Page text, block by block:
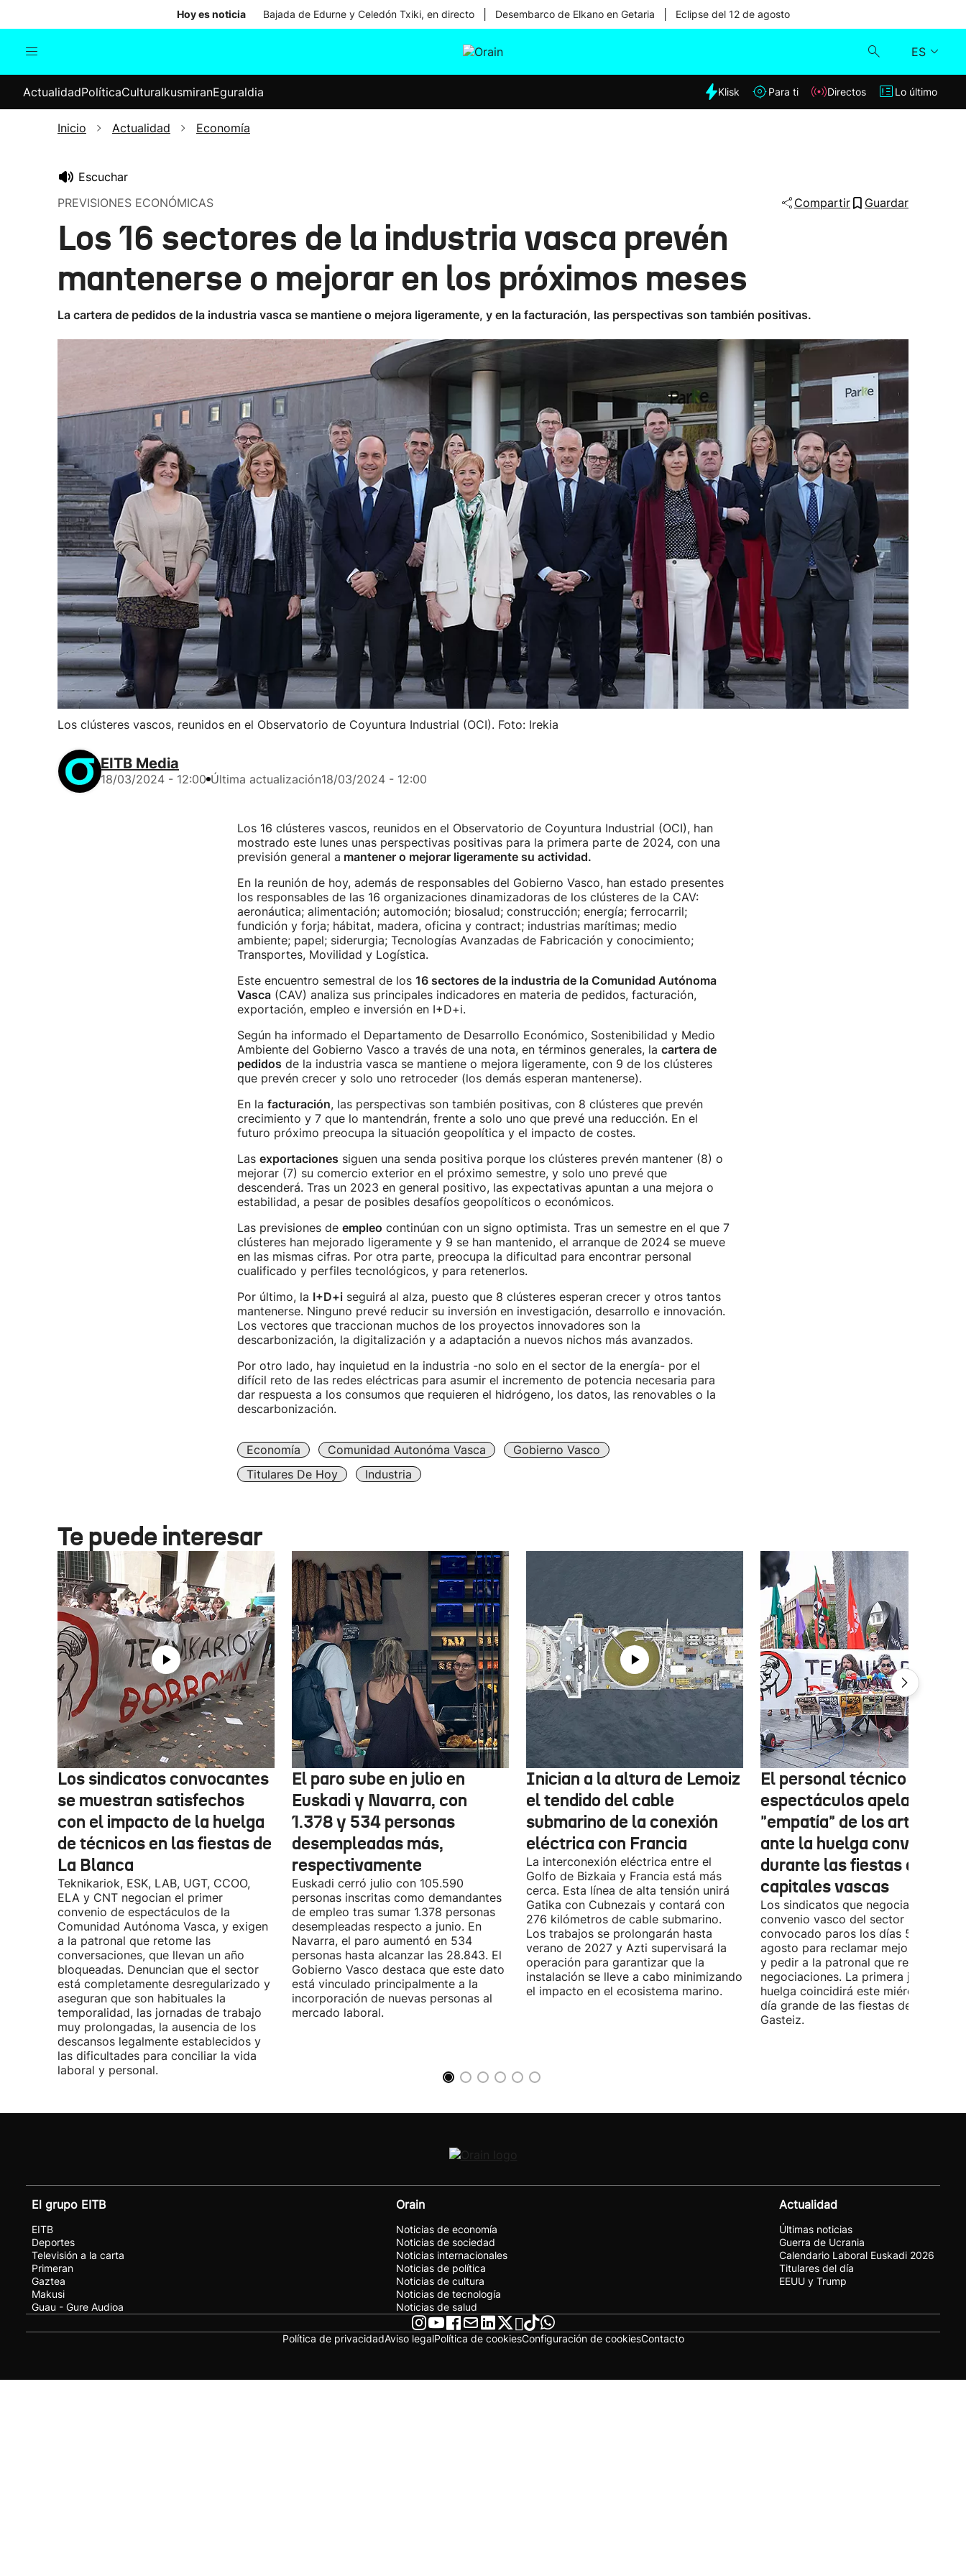
Hoy es noticia Bajada de Edurne y Celedón Txiki, en directo Desembarco de Elkano en Getaria Eclipse del 12 de agosto
ES
Internacional
Elecciones
Klisk
ActualidadPolíticaCulturaIkusmiranEguraldia Klisk Para ti Directos Lo último
Inicio Actualidad Economía
Escuchar
PREVISIONES ECONÓMICAS
Compartir Guardar
Los 16 sectores de la industria vasca prevén
mantenerse o mejorar en los próximos meses
La cartera de pedidos de la industria vasca se mantiene o mejora ligeramente, y en la facturación, las perspectivas son también positivas.
Los clústeres vascos, reunidos en el Observatorio de Coyuntura Industrial (OCI). Foto: Irekia
EITB Media
18/03/2024 - 12:00 Última actualización18/03/2024 - 12:00
Los 16 clústeres vascos, reunidos en el Observatorio de Coyuntura Industrial (OCI), han
mostrado este lunes unas perspectivas positivas para la primera parte de 2024, con una
previsión general a mantener o mejorar ligeramente su actividad.
En la reunión de hoy, además de responsables del Gobierno Vasco, han estado presentes
los responsables de las 16 organizaciones dinamizadoras de los clústeres de la CAV:
aeronáutica; alimentación; automoción; biosalud; construcción; energía; ferrocarril;
fundición y forja; hábitat, madera, oficina y contract; industrias marítimas; medio
ambiente; papel; siderurgia; Tecnologías Avanzadas de Fabricación y conocimiento;
Transportes, Movilidad y Logística.
Este encuentro semestral de los 16 sectores de la industria de la Comunidad Autónoma
Vasca(CAV) analiza sus principales indicadores en materia de pedidos, facturación,
exportación, empleo e inversión en I+D+i.
Según ha informado el Departamento de Desarrollo Económico, Sostenibilidad y Medio
Ambiente del Gobierno Vasco a través de una nota, en términos generales, la cartera de
pedidos de la industria vasca se mantiene o mejora ligeramente, con 9 de los clústeres
que prevén crecer y solo uno retroceder (los demás esperan mantenerse).
En la facturación, las perspectivas son también positivas, con 8 clústeres que prevén
crecimiento y 7 que lo mantendrán, frente a solo uno que prevé una reducción. En el
futuro próximo preocupa la situación geopolítica y el impacto de costes.
Las exportaciones siguen una senda positiva porque los clústeres prevén mantener (8) o
mejorar (7) su comercio exterior en el próximo semestre, y solo uno prevé que
descenderá. Tras un 2023 en general positivo, las expectativas apuntan a una mejora o
estabilidad, a pesar de posibles desafíos geopolíticos o económicos.
Las previsiones de empleo continúan con un signo optimista. Tras un semestre en el que 7
clústeres han mejorado ligeramente y 9 se han mantenido, el arranque de 2024 se mueve
en las mismas cifras. Por otra parte, preocupa la dificultad para encontrar personal
cualificado y perfiles tecnológicos, y para retenerlos.
Por último, la I+D+iseguirá al alza, puesto que 8 clústeres esperan crecer y otros tantos
mantenerse. Ninguno prevé reducir su inversión en investigación, desarrollo e innovación.
Los vectores que traccionan muchos de los proyectos innovadores son la
descarbonización, la digitalización y a adaptación a nuevos nichos más avanzados.
Por otro lado, hay inquietud en la industria -no solo en el sector de la energía- por el
difícil reto de las redes eléctricas para asumir el incremento de potencia necesaria para
dar respuesta a los consumos que requieren el hidrógeno, los datos, las renovables o la
descarbonización.
Economía Comunidad Autonóma Vasca
Gobierno Vasco
Titulares De Hoy
Industria
Te puede interesar
Los sindicatos convocantes
se muestran satisfechos
con el impacto de la huelga
de técnicos en las fiestas de
La Blanca
Teknikariok, ESK, LAB, UGT, CCOO,
ELA y CNT negocian el primer
convenio de espectáculos de la
Comunidad Autónoma Vasca, y exigen
a la patronal que retome las
conversaciones, que llevan un año
bloqueadas. Denuncian que el sector
está completamente desregularizado y
aseguran que son habituales la
temporalidad, las jornadas de trabajo
muy prolongadas, la ausencia de los
descansos legalmente establecidos y
las dificultades para conciliar la vida
laboral y personal.
El paro sube en julio en
Euskadi y Navarra, con
1.378 y 534 personas
desempleadas más,
respectivamente
Euskadi cerró julio con 105.590
personas inscritas como demandantes
de empleo tras sumar 1.378 personas
desempleadas respecto a junio. En
Navarra, el paro aumentó en 534
personas hasta alcanzar las 28.843. El
Gobierno Vasco destaca que este dato
está vinculado principalmente a la
incorporación de nuevas personas al
mercado laboral.
Inician a la altura de Lemoiz
el tendido del cable
submarino de la conexión
eléctrica con Francia
La interconexión eléctrica entre el
Golfo de Bizkaia y Francia está más
cerca. Esta línea de alta tensión unirá
Gatika con Cubnezais y contará con
276 kilómetros de cable submarino.
Los trabajos se prolongarán hasta
verano de 2027 y Azti supervisará la
operación para garantizar que la
instalación se lleve a cabo minimizando
el impacto en el ecosistema marino.
El personal técnico de
espectáculos apela a la
"empatía" de los artistas
ante la huelga convocada
durante las fiestas de las
capitales vascas
Los sindicatos que negocian el
convenio vasco del sector han
convocado paros los días 5, 14 y 26
agosto para reclamar mejoras
y pedir a la patronal que retome las
negociaciones. La primera jornada de
huelga coincidirá este miércoles con
día grande de las fiestas de Vitoria-
Gasteiz.
El grupo EITB
EITB
Deportes
Televisión a la carta
Primeran
Gaztea
Makusi
Guau - Gure Audioa
Orain
Noticias de economía
Noticias de sociedad
Noticias internacionales
Noticias de política
Noticias de cultura
Noticias de tecnología
Noticias de salud
Actualidad
Últimas noticias
Guerra de Ucrania
Calendario Laboral Euskadi 2026
Titulares del día
EEUU y Trump
Política de privacidadAviso legalPolítica de cookiesConfiguración de cookiesContacto